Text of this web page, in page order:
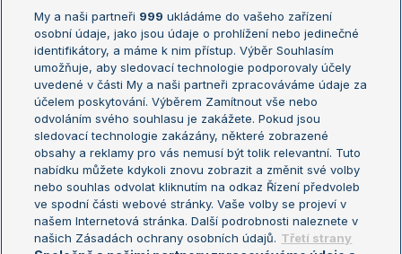
Žebříček ATP (muži)
Žebříček WTA (ženy)
Sázkařský žebříček
Australian Open
French Open
Wimbledon
US Open
Turnaj mistrů
Turnaj mistryň
Aktualní trendy
Fotbalové přestupy
Livesport Daily
My a naši partneři 999 ukládáme do vašeho zařízení
osobní údaje, jako jsou údaje o prohlížení nebo jedinečné
identifikátory, a máme k nim přístup. Výběr Souhlasím
umožňuje, aby sledovací technologie podporovaly účely
uvedené v části My a naši partneři zpracováváme údaje za
účelem poskytování. Výběrem Zamítnout vše nebo
odvoláním svého souhlasu je zakážete. Pokud jsou
sledovací technologie zakázány, některé zobrazené
obsahy a reklamy pro vás nemusí být tolik relevantní. Tuto
nabídku můžete kdykoli znovu zobrazit a změnit své volby
nebo souhlas odvolat kliknutím na odkaz Řízení předvoleb
ve spodní části webové stránky. Vaše volby se projeví v
našem Internetová stránka. Další podrobnosti naleznete v
našich Zásadách ochrany osobních údajů. Třetí strany